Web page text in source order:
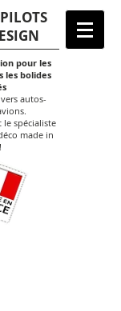
pour les
les bolides
autos-
le spécialiste
made in